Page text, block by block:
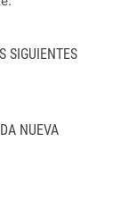
SIGUIENTES
NUEVA